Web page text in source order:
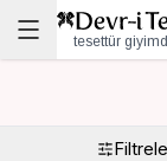
tesettür
Filtrele